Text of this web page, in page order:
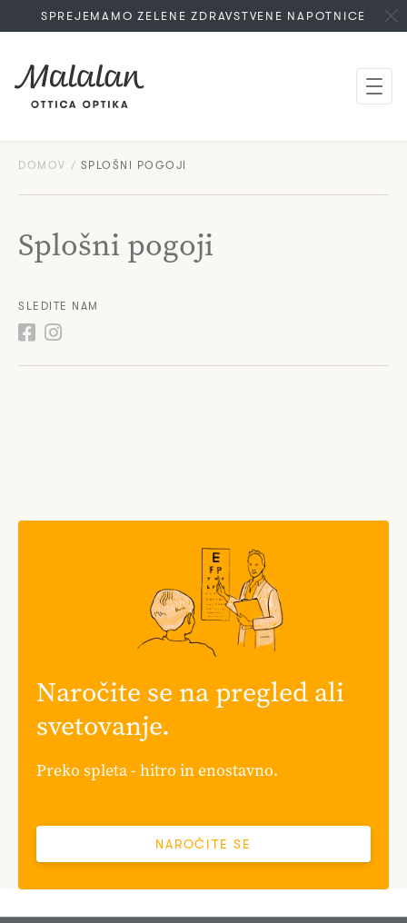
SPREJEMAMO ZELENE ZDRAVSTVENE NAPOTNICE
DOMOV SPLOŠNI POGOJI
Splošni pogoji
SLEDITE NAM
Naročite se na pregled ali
svetovanje.
Preko spleta - hitro in enostavno.
NAROČITE SE